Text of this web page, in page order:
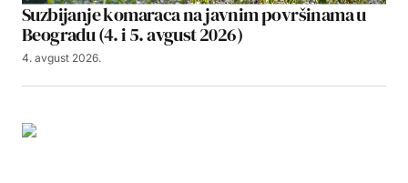
Suzbijanje komaraca na javnim površinama u
Beogradu (4. i 5. avgust 2026)
4. avgust 2026.